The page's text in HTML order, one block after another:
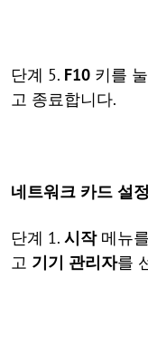
단계 5. F10 키를
고 종료합니다.
네트워크 카드 설정
단계 1. 시작메뉴
고 기기 관리자를